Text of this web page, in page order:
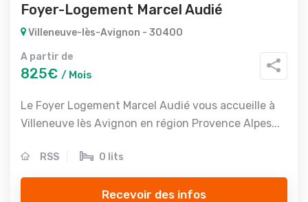
Foyer-Logement Marcel Audié
Villeneuve-lès-Avignon - 30400
A partir de
825€ / Mois
Le Foyer Logement Marcel Audié vous accueille à
Villeneuve lès Avignon en région Provence Alpes...
RSS 0 lits
Recevoir des infos